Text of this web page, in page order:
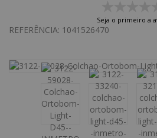
Seja o primeiro a
REFERÊNCIA: 1041526470